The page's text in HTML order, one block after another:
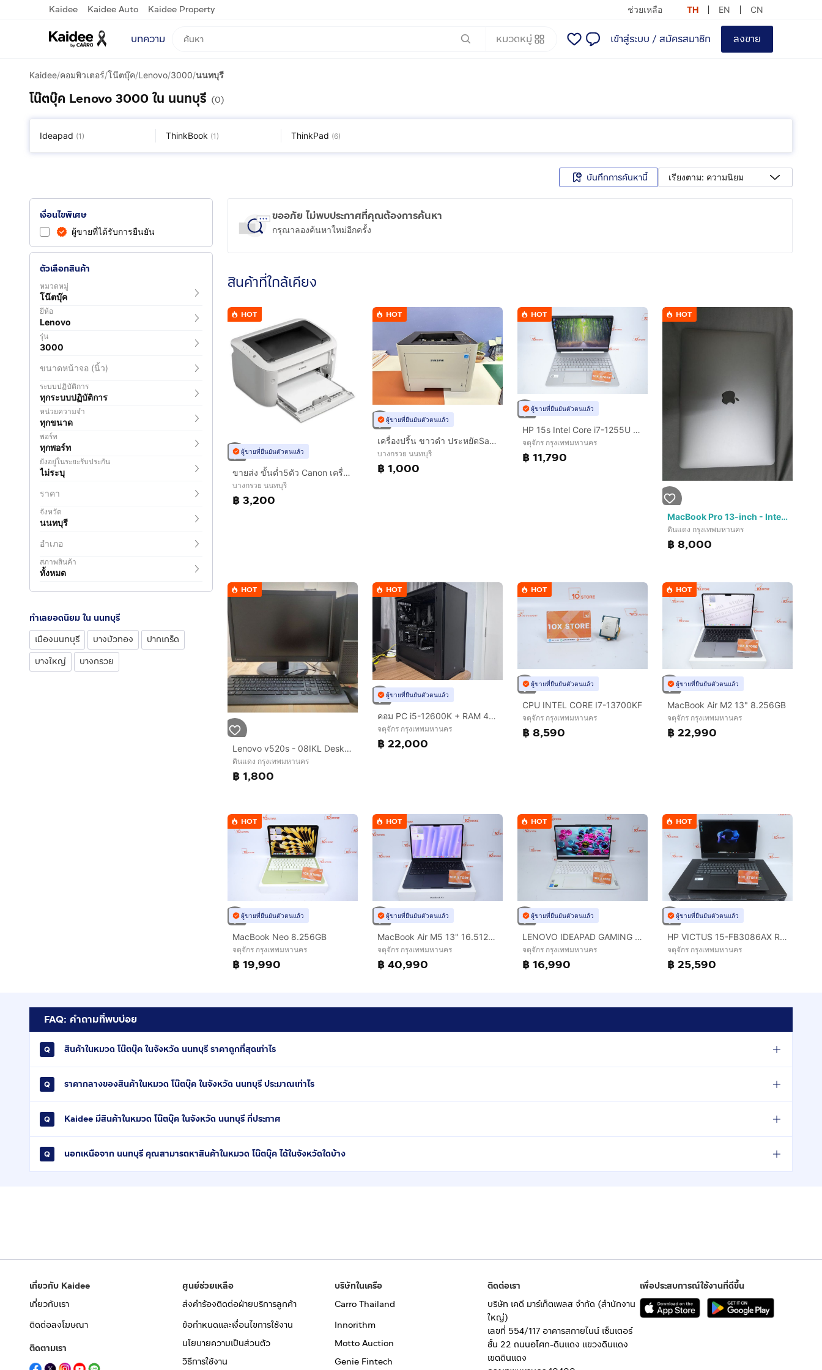
Kaidee Kaidee Auto Kaidee Property ช่วยเหลือ TH EN CN
บทความ หมวดหมู่ เข้าสู่ระบบ / สมัครสมาชิก ลงขาย
Kaidee/คอมพิวเตอร์/โน๊ตบุ๊ค/Lenovo/3000/นนทบุรี
โน๊ตบุ๊ค Lenovo 3000 ใน นนทบุรี (0)
Ideapad (1 ) ThinkBook (1 ) ThinkPad (6)
บันทึกการค้นหานี้ เรียงตาม: ความนิยม
เงื่อนไขพิเศษ
ผู้ขายที่ได้รับการยืนยัน
ตัวเลือกสินค้า
หมวดหมู่
โน๊ตบุ๊ค
ยี่ห้อ
Lenovo
รุ่น
3000
ขนาดหน้าจอ (นิ้ว)
ระบบปฏิบัติการ
ทุกระบบปฏิบัติการ
หน่วยความจำ
ทุกขนาด
พอร์ท
ทุกพอร์ท
ยังอยู่ในระยะรับประกัน
ไม่ระบุ
ราคา
จังหวัด
นนทบุรี
อำเภอ
สภาพสินค้า
ทั้งหมด
ทำเลยอดนิยม ใน นนทบุรี
เมืองนนทบุรี
บางบัวทอง
ปากเกร็ด
บางใหญ่
บางกรวย
ขออภัย ไม่พบประกาศที่คุณต้องการค้นหา
กรุณาลองค้นหาใหม่อีกครั้ง
สินค้าที่ใกล้เคียง
HOT
ผู้ขายที่ยืนยันตัวตนแล้ว
ขายส่ง ขั้นต่ำ5ตัว Canon เครื่องปริ้น LBP6030w เลเซอร์ขาวดำ
บางกรวย นนทบุรี
฿ 3,200
HOT
ผู้ขายที่ยืนยันตัวตนแล้ว
เครื่องปริ้น ขาวดำ ประหยัดSamsung ProXpress M4020NDเลเซอร์ขาว-ดำ
บางกรวย นนทบุรี
฿ 1,000
HOT
ผู้ขายที่ยืนยันตัวตนแล้ว
HP 15s Intel Core i7-1255U RAM16.512GB
จตุจักร กรุงเทพมหานคร
฿ 11,790
HOT
MacBook Pro 13-inch - Intel Core i7 - 16GB RAM
ดินแดง กรุงเทพมหานคร
฿ 8,000
HOT
Lenovo v520s - 08IKL Desktop
ดินแดง กรุงเทพมหานคร
฿ 1,800
HOT
ผู้ขายที่ยืนยันตัวตนแล้ว
คอม PC i5-12600K + RAM 48GB + Arc A770 16GB + SSD 1.75TB
จตุจักร กรุงเทพมหานคร
฿ 22,000
HOT
ผู้ขายที่ยืนยันตัวตนแล้ว
CPU INTEL CORE I7-13700KF
จตุจักร กรุงเทพมหานคร
฿ 8,590
HOT
ผู้ขายที่ยืนยันตัวตนแล้ว
MacBook Air M2 13" 8.256GB
จตุจักร กรุงเทพมหานคร
฿ 22,990
HOT
ผู้ขายที่ยืนยันตัวตนแล้ว
MacBook Neo 8.256GB
จตุจักร กรุงเทพมหานคร
฿ 19,990
HOT
ผู้ขายที่ยืนยันตัวตนแล้ว
MacBook Air M5 13" 16.512GB
จตุจักร กรุงเทพมหานคร
฿ 40,990
HOT
ผู้ขายที่ยืนยันตัวตนแล้ว
LENOVO IDEAPAD GAMING 3 Core i5-12500H RTX3050TI 24 - 1.5TB
จตุจักร กรุงเทพมหานคร
฿ 16,990
HOT
ผู้ขายที่ยืนยันตัวตนแล้ว
HP VICTUS 15-FB3086AX Ryzen 7 7445HS.RTX4050 RAM16.512GB
จตุจักร กรุงเทพมหานคร
฿ 25,590
FAQ: คำถามที่พบบ่อย
สินค้าในหมวด โน๊ตบุ๊ค ในจังหวัด นนทบุรี ราคาถูกที่สุดเท่าไร
ราคากลางของสินค้าในหมวด โน๊ตบุ๊ค ในจังหวัด นนทบุรี ประมาณเท่าไร
Kaidee มีสินค้าในหมวด โน๊ตบุ๊ค ในจังหวัด นนทบุรี กี่ประกาศ
นอกเหนือจาก นนทบุรี คุณสามารถหาสินค้าในหมวด โน๊ตบุ๊ค ได้ในจังหวัดใดบ้าง
เกี่ยวกับ Kaidee
เกี่ยวกับเรา
ติดต่อลงโฆษณา
ติดตามเรา
ศูนย์ช่วยเหลือ
ส่งคำร้องติดต่อฝ่ายบริการลูกค้า
ข้อกำหนดและเงื่อนไขการใช้งาน
นโยบายความเป็นส่วนตัว
วิธีการใช้งาน
บริษัทในเครือ
Carro Thailand
Innorithm
Motto Auction
Genie Fintech
ติดต่อเรา
บริษัท เคดี มาร์เก็ตเพลส จำกัด (สำนักงาน
ใหญ่)
เลขที่ 554/117 อาคารสกายไนน์ เซ็นเตอร์
ชั้น 22 ถนนอโศก-ดินแดง แขวงดินแดง
เขตดินแดง
เพื่อประสบการณ์ใช้งานที่ดีขึ้น